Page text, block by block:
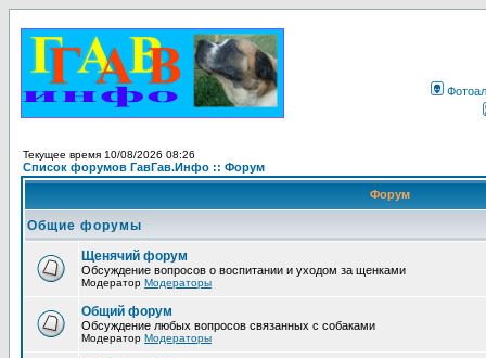
Текущее время 10/08/2026 08:26
Список форумов ГавГав.Инфо :: Форум
Форум
Общие форумы
Щенячий форум
Обсуждение вопросов о воспитании и уходом за щенками
Модератор Модераторы
Общий форум
Обсуждение любых вопросов связанных с собаками
Модератор Модераторы